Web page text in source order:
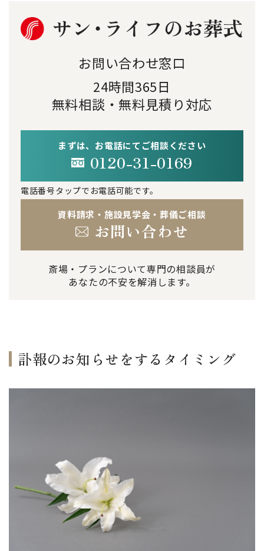
お問い合わせ窓口
24時間365日
無料相談・無料見積り対応
まずは、お電話にてご相談ください
0120-31-0169
電話番号タップでお電話可能です。
資料請求・施設見学会・葬儀ご相談
お問い合わせ
斎場・プランについて専門の相談員が
あなたの不安を解消します。
訃報のお知らせをするタイミング